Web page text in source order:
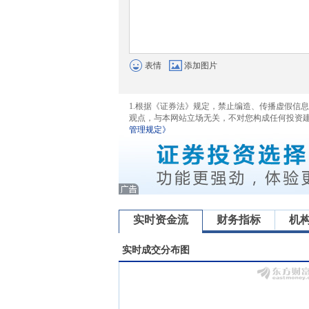
表情 添加图片
1.根据《证券法》规定，禁止编造、传播虚假信
观点，与本网站立场无关，不对您构成任何投资
管理规定》
实时资金流 财务指标 机
实时成交分布图